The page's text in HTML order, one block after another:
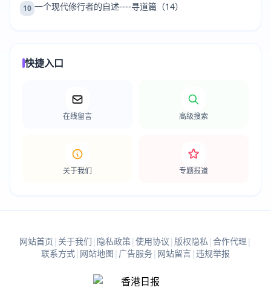
10 一个现代修行者的自述----寻道篇（14）
快捷入口
在线留言 高级搜索
关于我们 专题报道
网站首页 | 关于我们 | 隐私政策| 使用协议 | 版权隐私 | 合作代理 |
联系方式| 网站地图 | 广告服务| 网站留言| 违规举报